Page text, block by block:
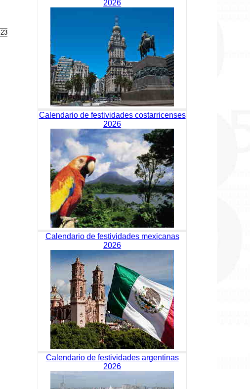
2026
Calendario de festividades costarricenses
2026
Calendario de festividades mexicanas
2026
Calendario de festividades argentinas
2026